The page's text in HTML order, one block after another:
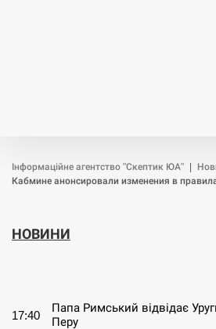
Інформаційне агентство "Скептик ЮА"
Кабмине анонсировали изменения в
НОВИНИ
17:40
Папа Римський відвідає
Перу